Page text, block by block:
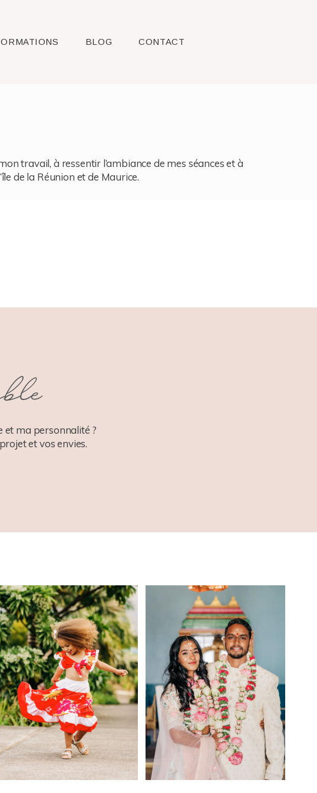
BLOG CONTACT
travail, à ressentir l’ambiance de mes séances et à
de la Réunion et de Maurice.
et ma personnalité ?
et vos envies.